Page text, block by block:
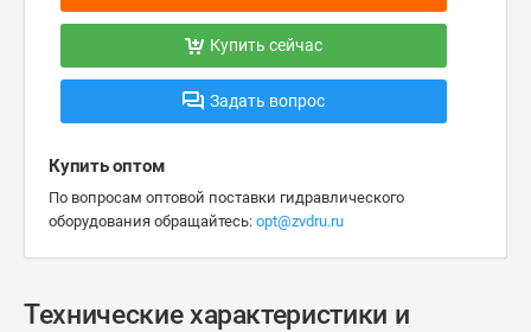
Купить сейчас
Задать вопрос
Купить оптом
По вопросам оптовой поставки гидравлического
оборудования обращайтесь: opt@zvdru.ru
Технические характеристики и